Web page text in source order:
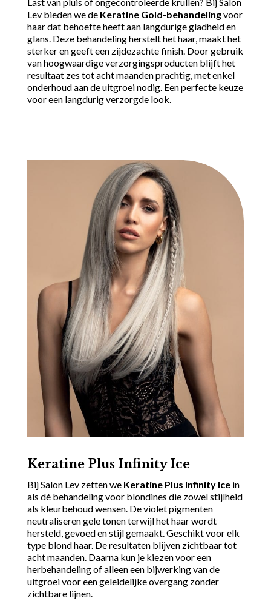
Lev bieden we de Keratine Gold-behandelingvoor
haar dat behoefte heeft aan langdurige gladheid en
glans. Deze behandeling herstelt het haar, maakt het
sterker en geeft een zijdezachte finish. Door gebruik
van hoogwaardige verzorgingsproducten blijft het
resultaat zes tot acht maanden prachtig, met enkel
onderhoud aan de uitgroei nodig. Een perfecte keuze
voor een langdurig verzorgde look.
Keratine Plus Infinity Ice
Bij Salon Lev zetten we Keratine Plus Infinity Icein
als dé behandeling voor blondines die zowel stijlheid
als kleurbehoud wensen. De violet pigmenten
neutraliseren gele tonen terwijl het haar wordt
hersteld, gevoed en stijl gemaakt. Geschikt voor elk
type blond haar. De resultaten blijven zichtbaar tot
acht maanden. Daarna kun je kiezen voor een
herbehandeling of alleen een bijwerking van de
uitgroei voor een geleidelijke overgang zonder
zichtbare lijnen.